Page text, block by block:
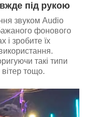
під рукою
звуком Audio
фонового
і зробите їх
такі типи
вітер тощо.